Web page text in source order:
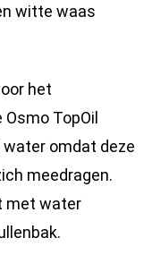
witte waas
het
TopOil
omdat deze
meedragen.
met water